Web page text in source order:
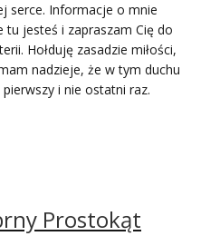
serce. Informacje o mnie
tu jesteś i zapraszam Cię do
Hołduję zasadzie miłości,
nadzieje, że w tym duchu
i nie ostatni raz.
Prostokąt